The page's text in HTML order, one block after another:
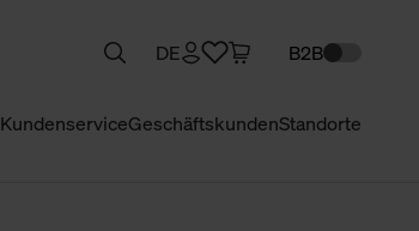
KundenserviceGeschäftskundenStandorte
DE B2B